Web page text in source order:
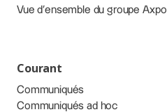
Vue d’ensemble du groupe Axpo
Courant
Communiqués
Communiqués ad hoc